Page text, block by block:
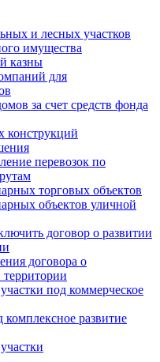
и лесных участков
имущества
казны
для
за счет средств фонда
конструкций
перевозок по
торговых объектов
объектов уличной
договор о развитии
договора о
под коммерческое
развитие